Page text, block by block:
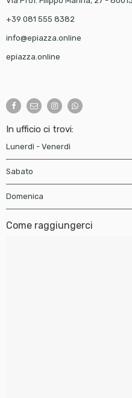
+39 081 555 8382
info@epiazza.online
epiazza.online
In ufficio ci trovi:
Lunerdì - Venerdì
Sabato
Domenica
Come raggiungerci